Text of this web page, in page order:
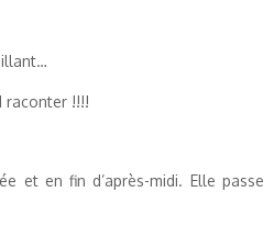
raconter !!!!
et en fin d’après-midi. Elle